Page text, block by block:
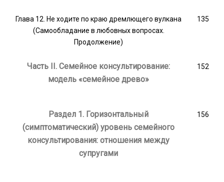
Глава 12. Не ходите по краю дремлющего вулкана
(Самообладание в любовных вопросах.
Продолжение)
135
Часть II. Семейное консультирование:
модель «семейное древо»
152
Раздел 1. Горизонтальный
(симптоматический) уровень семейного
консультирования: отношения между
супругами
156